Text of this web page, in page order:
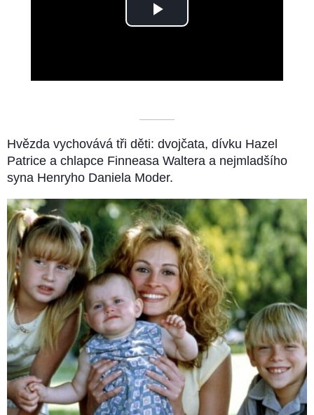
Play
––––––––––
Hvězda vychovává tři děti: dvojčata, dívku Hazel
Patrice a chlapce Finneasa Waltera a nejmladšího
syna Henryho Daniela Moder.